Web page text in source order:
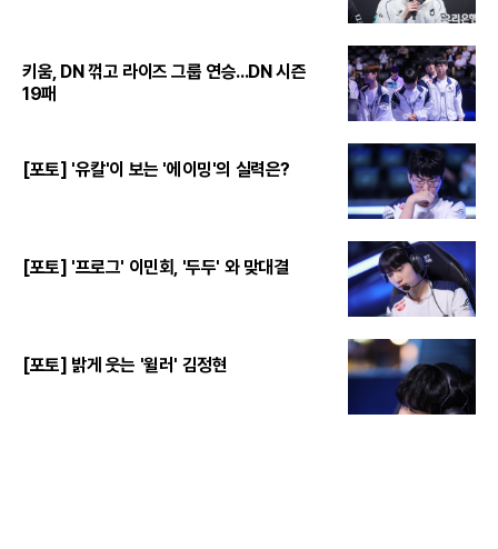
키움, DN 꺾고 라이즈 그룹 연승...DN 시즌
19패
[포토] '유칼'이 보는 '에이밍'의 실력은?
[포토] '프로그' 이민회, '두두' 와 맞대결
[포토] 밝게 웃는 '윌러' 김정현